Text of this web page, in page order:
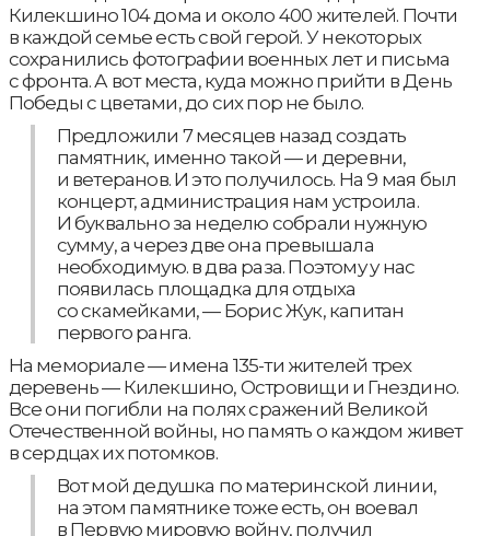
Килекшино 104 дома и около 400 жителей. Почти
в каждой семье есть свой герой. У некоторых
сохранились фотографии военных лет и письма
с фронта. А вот места, куда можно прийти в День
Победы с цветами, до сих пор не было.
Предложили 7 месяцев назад создать
памятник, именно такой — и деревни,
и ветеранов. И это получилось. На 9 мая был
концерт, администрация нам устроила.
И буквально за неделю собрали нужную
сумму, а через две она превышала
необходимую. в два раза. Поэтому у нас
появилась площадка для отдыха
со скамейками, — Борис Жук, капитан
первого ранга.
На мемориале — имена 135-ти жителей трех
деревень — Килекшино, Островищи и Гнездино.
Все они погибли на полях сражений Великой
Отечественной войны, но память о каждом живет
в сердцах их потомков.
Вот мой дедушка по материнской линии,
на этом памятнике тоже есть, он воевал
в Первую мировую войну, получил